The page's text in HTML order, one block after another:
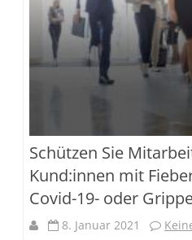
Schützen Sie
Kund:innen mit
Covid-19- oder
8. Januar 2021